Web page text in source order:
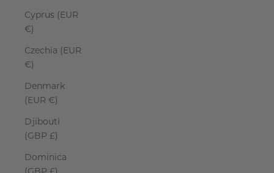
Cyprus (EUR
€)
Czechia (EUR
€)
Denmark
(EUR €)
Djibouti
(GBP £)
Dominica